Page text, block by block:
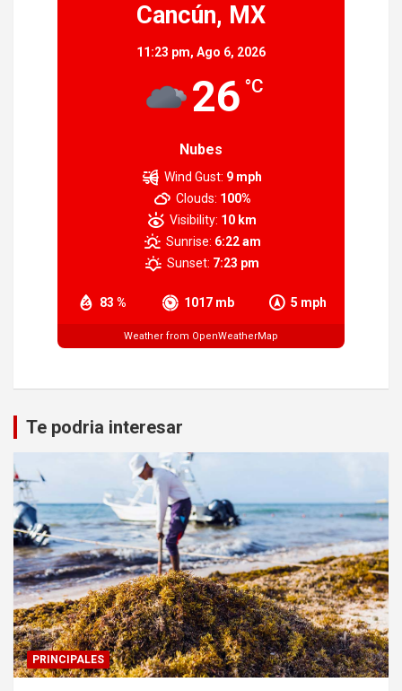
Cancún, MX
11:23 pm, Ago 6, 2026
26 °C
Nubes
83 % 1017 mb 5 mph
Wind Gust: 9 mph
Clouds: 100%
Visibility: 10 km
Sunrise: 6:22 am
Sunset: 7:23 pm
Weather from OpenWeatherMap
Te podria interesar
PRINCIPALES